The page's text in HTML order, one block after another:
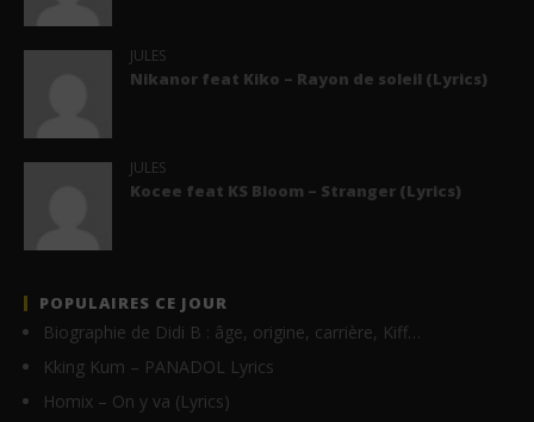
JULES
Nikanor feat Kiko – Rayon de soleil (Lyrics)
JULES
Kocee feat KS Bloom – Stranger (Lyrics)
POPULAIRES CE JOUR
Biographie de Didi B : âge, origine, carrière, Kiff…
Kking Kum – PANADOL Lyrics
Homix – On y va (Lyrics)